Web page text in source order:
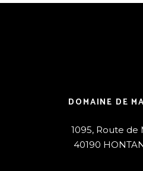
DOMAINE DE
1095, Route de
40190